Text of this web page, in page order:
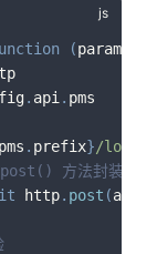
(params
. api . pms
pms . prefix}/login
方法封装了权
http. post (